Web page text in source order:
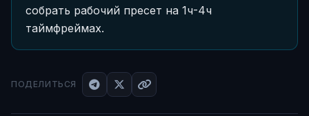
собрать рабочий пресет на 1ч-4ч
таймфреймах.
ПОДЕЛИТЬСЯ